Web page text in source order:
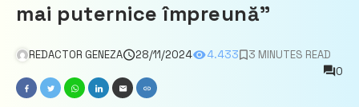
mai puternice împreună”
REDACTOR GENEZA 28/11/2024 4.433
3 MINUTES READ
0